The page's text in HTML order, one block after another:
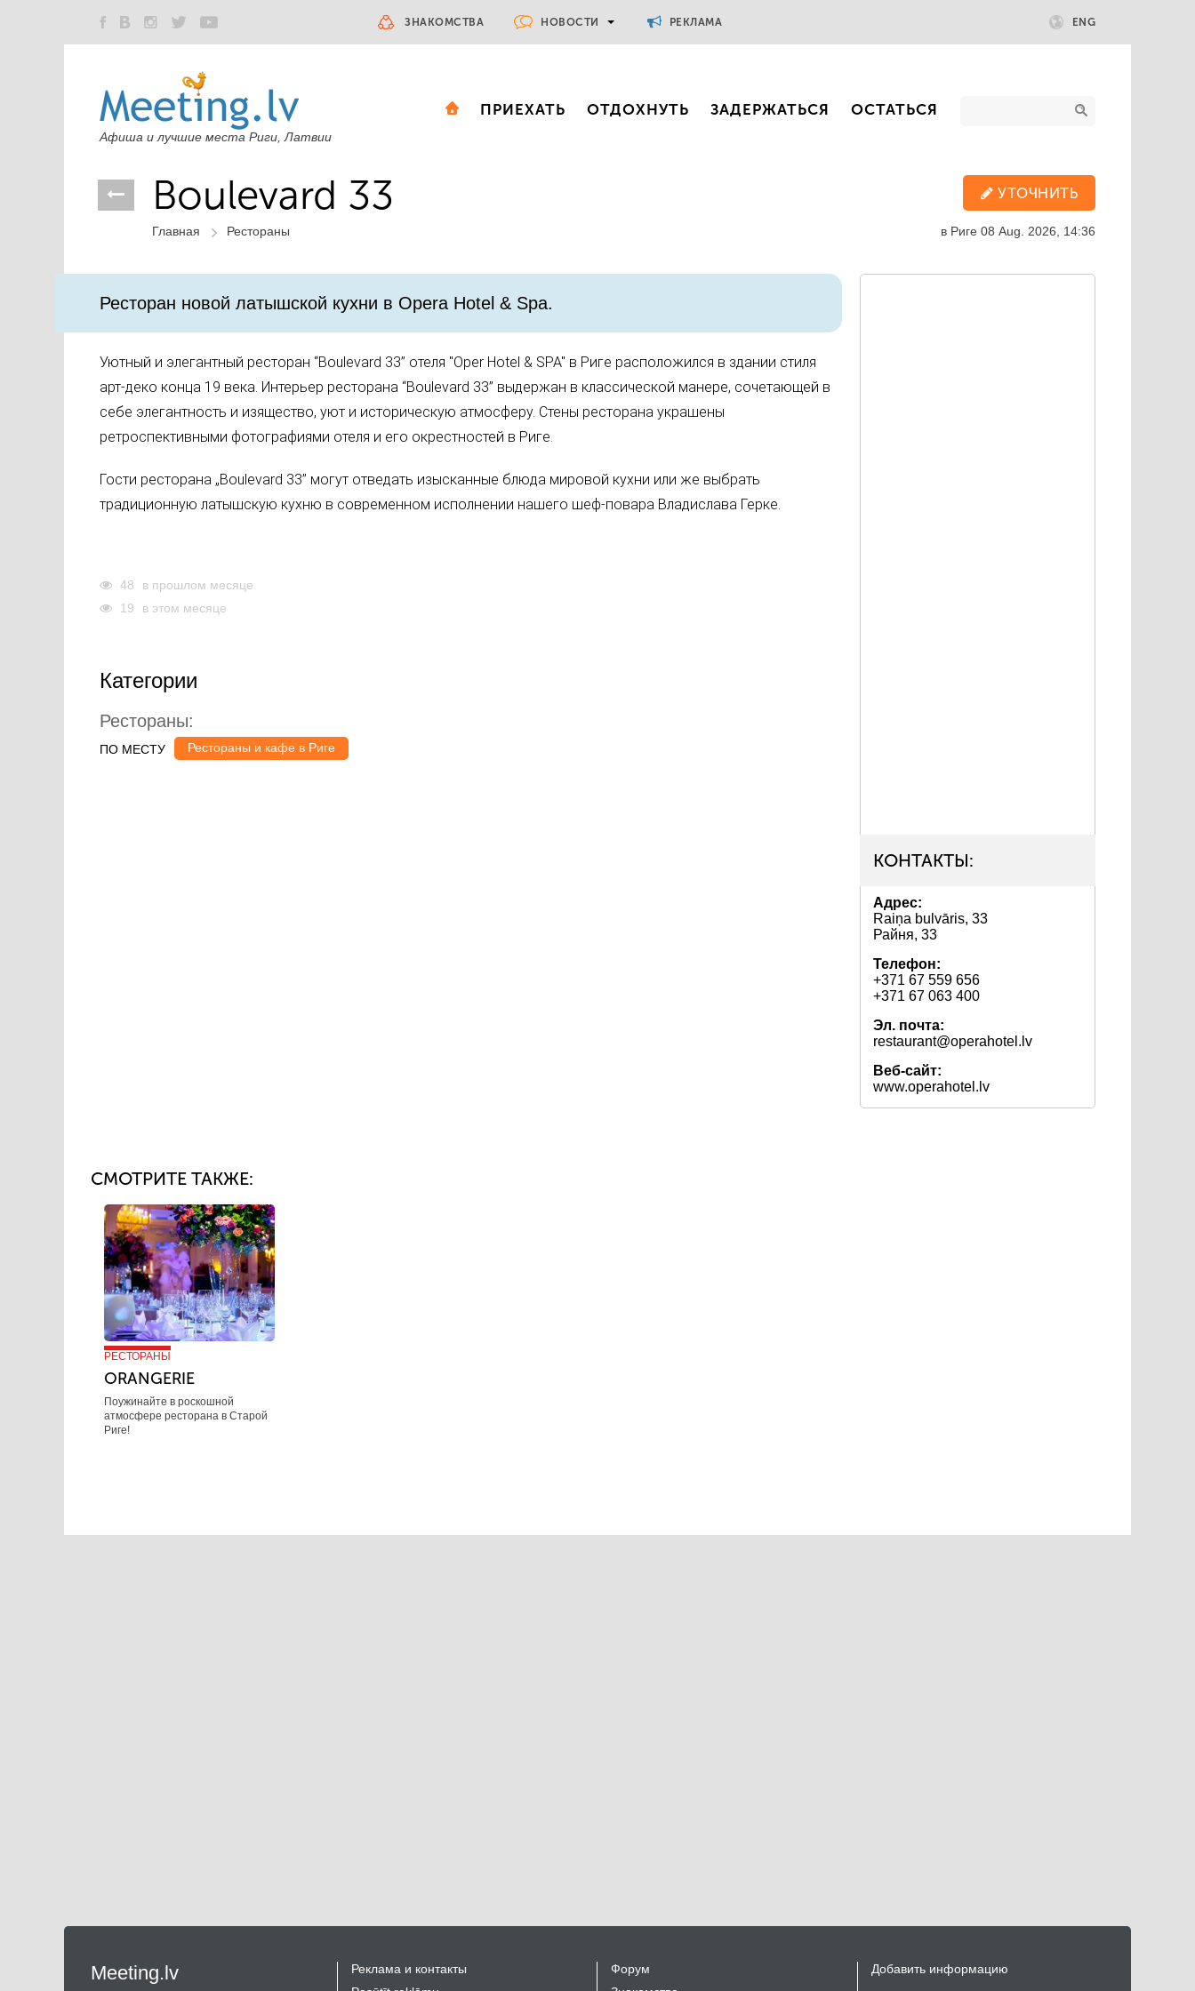
ЗНАКОМСТВА НОВОСТИ РЕКЛАМА ENG
Афиша и лучшие места Риги, Латвии
ПРИЕХАТЬ ОТДОХНУТЬ ЗАДЕРЖАТЬСЯ ОСТАТЬСЯ
Boulevard 33
Главная Рестораны
УТОЧНИТЬ
в Риге 08 Aug. 2026, 14:36
Ресторан новой латышской кухни в Opera Hotel & Spa.
Уютный и элегантный ресторан “Boulevard 33” отеля "Oper Hotel & SPA" в Риге расположился в здании стиля
арт-деко конца 19 века. Интерьер ресторана “Boulevard 33” выдержан в классической манере, сочетающей в
себе элегантность и изящество, уют и историческую атмосферу. Стены ресторана украшены
ретроспективными фотографиями отеля и его окрестностей в Риге.
Гости ресторана „Boulevard 33” могут отведать изысканные блюда мировой кухни или же выбрать
традиционную латышскую кухню в современном исполнении нашего шеф-повара Владислава Герке.
48
в прошлом месяце
19
в этом месяце
Категории
Рестораны:
ПО МЕСТУ Рестораны и кафе в Риге
КОНТАКТЫ:
Адрес:
Raiņa bulvāris, 33
Райня, 33
Телефон:
+371 67 559 656
+371 67 063 400
Эл. почта:
restaurant@operahotel.lv
Веб-сайт:
www.operahotel.lv
СМОТРИТЕ ТАКЖЕ:
РЕСТОРАНЫ
ORANGERIE
Поужинайте в роскошной
атмосфере ресторана в Старой
Риге!
Meeting.lv
Реклама и контакты
Форум
Добавить информацию